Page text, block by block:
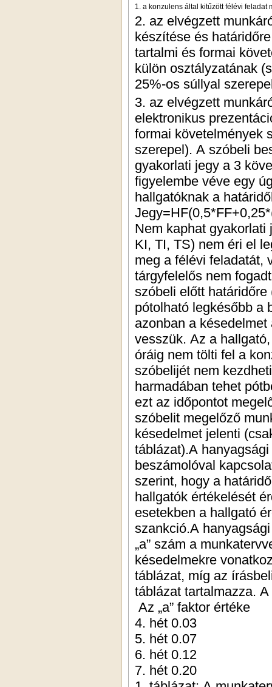
1. a konzulens által kitűzött félévi
2. az elvégzett
készítése és
tartalmi és formai
külön osztályzatának
25%-os súllyal
3. az elvégzett
elektronikus
formai követelmények
szerepel). A szóbeli
gyakorlati jegy a 3
figyelembe véve egy
hallgatóknak a
Nem kaphat gyakorlati
KI, TI, TS) nem éri el
meg a félévi feladatát,
tárgyfelelős nem
szóbeli előtt
pótolható legkésőbb a
azonban a
vesszük. Az a
óráig nem tölti fel a
szóbelijét nem
harmadában tehet
ezt az időpontot
szóbelit megelőző
késedelmet jelenti
táblázat).A
beszámolóval
szerint, hogy a
hallgatók értékelését
esetekben a hallgató
szankció.A
„a” szám a
késedelmekre
táblázat, míg az
táblázat tartalmazza.
Az „a” faktor értéke
4. hét 0.03
5. hét 0.07
6. hét 0.12
7. hét 0.20